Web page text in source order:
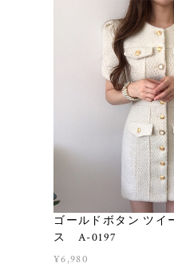
ゴールドボタン ツイ
ス A-0197
¥6,980